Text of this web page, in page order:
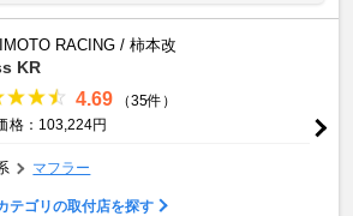
RACING / 柿本改
KR
4.69
（35件）
格：103,224円
マフラー
テゴリの取付店を探す